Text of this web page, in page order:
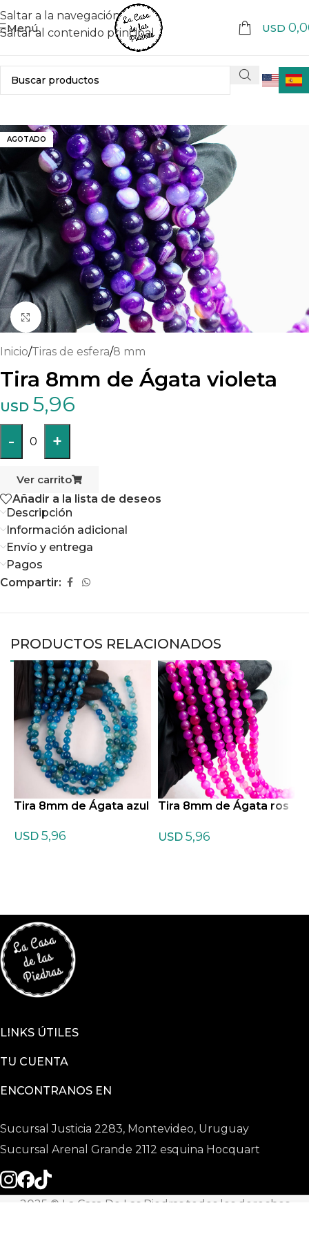
Saltar a la navegación
Saltar al contenido principal
Menú USD
AGOTADO
Haga clic para ampliar
Inicio/Tiras de esfera/8 mm
Tira 8mm de Ágata violeta
USD 5,96
- 0 +
Ver carrito
Añadir a la lista de deseos
Descripción
Información adicional
Envío y entrega
Pagos
Compartir:
PRODUCTOS RELACIONADOS
Tira 8mm de Ágata azul
USD 5,96
Tira 8mm de Ágata ros
USD 5,96
LINKS ÚTILES
TU CUENTA
ENCONTRANOS EN
Sucursal Justicia 2283, Montevideo, Uruguay
Sucursal Arenal Grande 2112 esquina Hocquart
2025 © La Casa De Las Piedras todos los derechos